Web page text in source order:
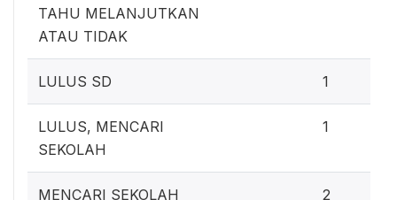
TAHU MELANJUTKAN
ATAU TIDAK
LULUS SD 1
LULUS, MENCARI
SEKOLAH
1
MENCARI SEKOLAH 2